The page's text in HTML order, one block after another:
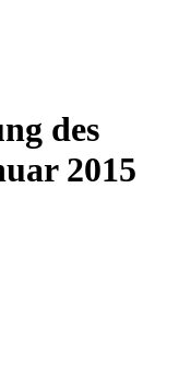
des
2015